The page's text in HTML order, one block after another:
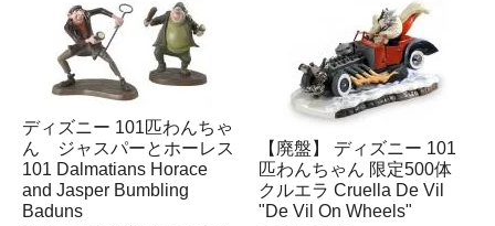
ディズニー 101匹わんちゃ
ん ジャスパーとホーレス
101 Dalmatians Horace
and Jasper Bumbling
Baduns
【廃盤】 ディズニー 101
匹わんちゃん 限定500体
クルエラ Cruella De Vil
"De Vil On Wheels"